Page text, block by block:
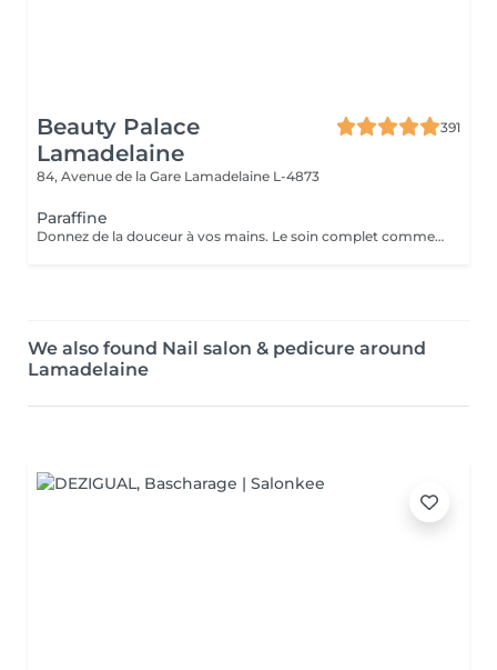
Beauty Palace
Lamadelaine
391
84, Avenue de la Gare Lamadelaine L-4873
Paraffine
Donnez de la douceur à vos mains. Le soin complet commence par un gommage de l'avant bras et des mains, puis vous trempez vos mains dans un bain de paraffine chaude, ce masque va poser environ 15 min, puis vient le moment de la détente le modelage des mains, relaxation suprême. Résultat des mains douces comme une peau de bébé.
We also found Nail salon & pedicure around
Lamadelaine